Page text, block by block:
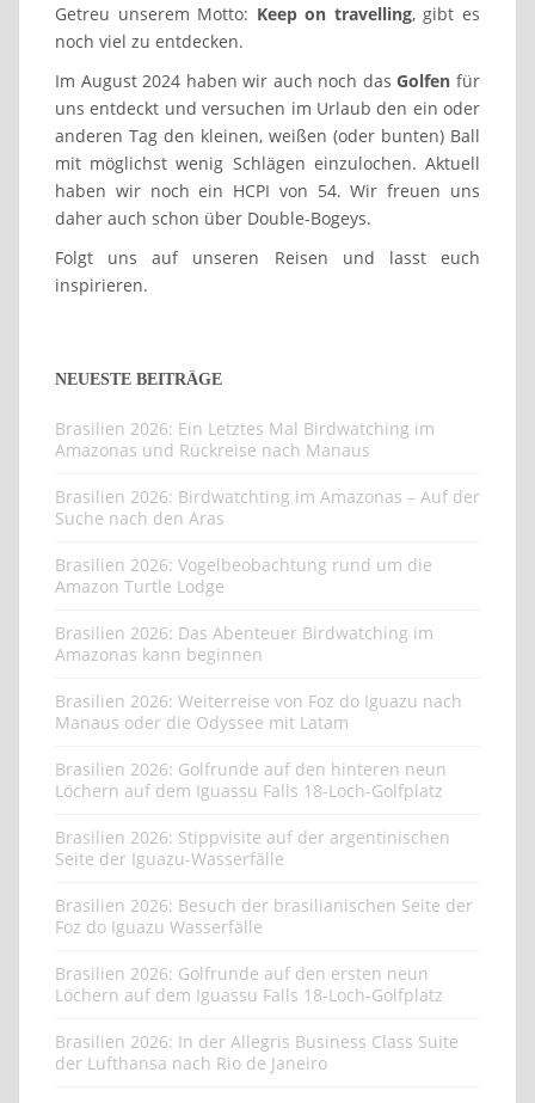
Getreu unserem Motto: Keep on travelling, gibt es
noch viel zu entdecken.
Im August 2024 haben wir auch noch dasGolfen für
uns entdeckt und versuchen im Urlaub den ein oder
anderen Tag den kleinen, weißen (oder bunten) Ball
mit möglichst wenig Schlägen einzulochen. Aktuell
haben wir noch ein HCPI von 54. Wir freuen uns
daher auch schon über Double-Bogeys.
Folgt uns auf unseren Reisen und lasst euch
inspirieren.
NEUESTE BEITRÄGE
Brasilien 2026: Ein Letztes Mal Birdwatching im
Amazonas und Rückreise nach Manaus
Brasilien 2026: Birdwatchting im Amazonas – Auf der
Suche nach den Aras
Brasilien 2026: Vogelbeobachtung rund um die
Amazon Turtle Lodge
Brasilien 2026: Das Abenteuer Birdwatching im
Amazonas kann beginnen
Brasilien 2026: Weiterreise von Foz do Iguazu nach
Manaus oder die Odyssee mit Latam
Brasilien 2026: Golfrunde auf den hinteren neun
Löchern auf dem Iguassu Falls 18-Loch-Golfplatz
Brasilien 2026: Stippvisite auf der argentinischen
Seite der Iguazu-Wasserfälle
Brasilien 2026: Besuch der brasilianischen Seite der
Foz do Iguazu Wasserfälle
Brasilien 2026: Golfrunde auf den ersten neun
Löchern auf dem Iguassu Falls 18-Loch-Golfplatz
Brasilien 2026: In der Allegris Business Class Suite
der Lufthansa nach Rio de Janeiro